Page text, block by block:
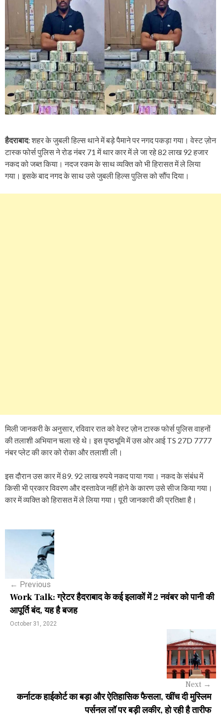
हैदराबाद: शहर के जुबली हिल्स थाने में बड़े पैमाने पर नगद पकड़ा गया। वेस्ट ज़ोन
टास्क फोर्स पुलिस ने रोड नंबर 71 में थार कार में ले जा रहे 82 लाख 92 हजार
नकद को जब्त किया। नदज रकम के साथ व्यक्ति को भी हिरासत में ले लिया
गया। इसके बाद नगद के साथ उसे जुबली हिल्स पुलिस को सौंप दिया।
मिली जानकरी के अनुसार, रविवार रात को वेस्ट ज़ोन टास्क फोर्स पुलिस वाहनों
की तलाशी अभियान चला रहे थे। इस पृष्ठभूमि में उस ओर आई TS 27D 7777
नंबर प्लेट की कार को रोका और तलाशी ली।
इस दौरान उस कार में 89. 92 लाख रुपये नकद पाया गया। नकद के संबंध में
किसी भी प्रकार विवरण और दस्तावेज नहीं होने के कारण उसे सीज किया गया।
कार में व्यक्ति को हिरासत में ले लिया गया। पूरी जानकारी की प्रतिक्षा है।
n
a
← Previous
Work Talk: ग्रेटर हैदराबाद के कई इलाकों में 2 नवंबर को पानी की
आपूर्ति बंद, यह है बजह
October 31, 2022
Next →
कर्नाटक हाईकोर्ट का बड़ा और ऐतिहासिक फैसला, खींच दी मुस्लिम
पर्सनल लॉ पर बड़ी लकीर, हो रही है तारीफ